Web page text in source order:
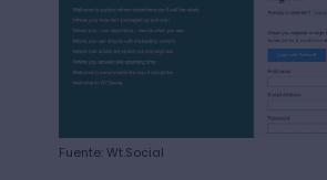
Fuente: Wt.Social